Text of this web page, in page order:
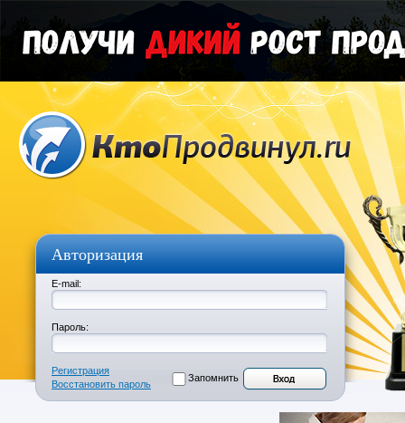
Авторизация
E-mail:
Пароль:
Регистрация
Восстановить пароль
Запомнить